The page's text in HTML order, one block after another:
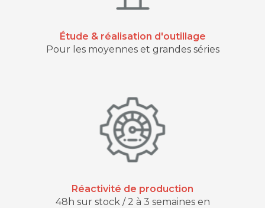
Étude & réalisation d'outillage
Pour les moyennes et grandes séries
Réactivité de production
48h sur stock / 2 à 3 semaines en